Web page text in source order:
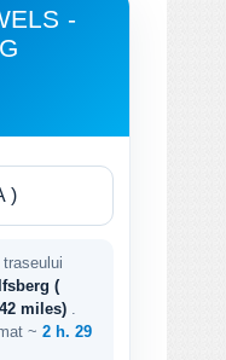
-
(
miles)
~ 2 h. 29